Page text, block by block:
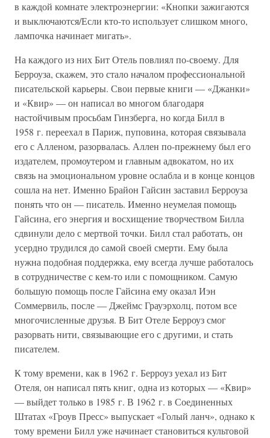
в каждой комнате электроэнергии: «Кнопки зажигаются
и выключаются/Если кто-то использует слишком много,
лампочка начинает мигать».
На каждого из них Бит Отель повлиял по-своему. Для
Берроуза, скажем, это стало началом профессиональной
писательской карьеры. Свои первые книги — «Джанки»
и «Квир» — он написал во многом благодаря
настойчивым просьбам Гинзберга, но когда Билл в
1958 г. переехал в Париж, пуповина, которая связывала
его с Алленом, разорвалась. Аллен по-прежнему был его
издателем, промоутером и главным адвокатом, но их
связь на эмоциональном уровне ослабла и в конце концов
сошла на нет. Именно Брайон Гайсин заставил Берроуза
понять что он — писатель. Именно неумелая помощь
Гайсина, его энергия и восхищение творчеством Билла
сдвинули дело с мертвой точки. Билл стал работать, он
усердно трудился до самой своей смерти. Ему была
нужна подобная поддержка, ему всегда лучше работалось
в сотрудничестве с кем-то или с помощником. Самую
большую помощь после Гайсина ему оказал Иэн
Соммервиль, после — Джеймс Грауэрхолц, потом все
многочисленные друзья. В Бит Отеле Берроуз смог
разорвать нити, связывающие его с другими, и стать
писателем.
К тому времени, как в 1962 г. Берроуз уехал из Бит
Отеля, он написал пять книг, одна из которых — «Квир»
— выйдет только в 1985 г. В 1962 г. в Соединенных
Штатах «Гроув Пресс» выпускает «Голый ланч», однако к
тому времени Билл уже начинает становиться культовой